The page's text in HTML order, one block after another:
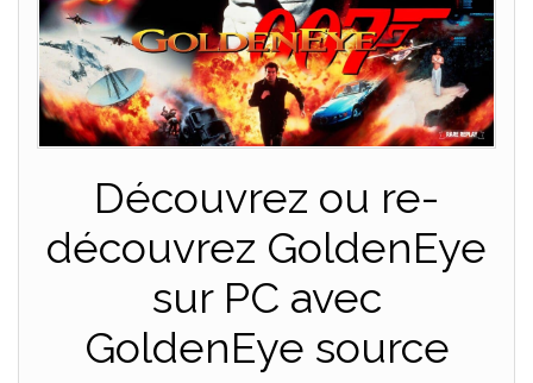
Découvrez ou re-
découvrez GoldenEye
sur PC avec
GoldenEye source